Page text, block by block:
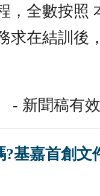
，全數按照
求在結訓後
- 新聞稿有
基嘉首創文